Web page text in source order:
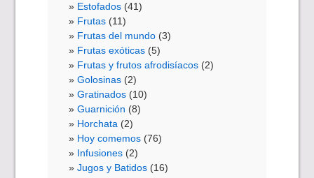
Estofados (41)
Frutas (11)
Frutas del mundo (3)
Frutas exóticas (5)
Frutas y frutos afrodisíacos (2)
Golosinas (2)
Gratinados (10)
Guarnición (8)
Horchata (2)
Hoy comemos (76)
Infusiones (2)
Jugos y Batidos (16)